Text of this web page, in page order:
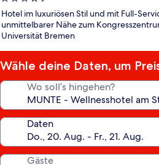
Sterne-
Unterkunft
Hotel im luxuriösen Stil und mit Full-
unmittelbarer Nähe zum
Universität Bremen
Wähle deine Daten, um
Wo soll’s hingehen?
Daten
Gäste